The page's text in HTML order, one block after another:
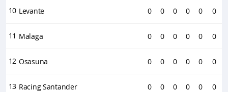
10 Levante 0 0 0 0 0 0
11 Malaga 0 0 0 0 0 0
12 Osasuna 0 0 0 0 0 0
13 Racing Santander 0 0 0 0 0 0